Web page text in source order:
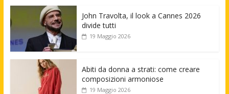
John Travolta, il look a Cannes 2026
divide tutti
19 Maggio 2026
Abiti da donna a strati: come creare
composizioni armoniose
19 Maggio 2026